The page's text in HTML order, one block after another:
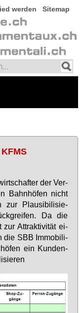
werden Sitemap
der Ver­
Bahn­hö­fen nicht
zur Plau­si­bi­li­sie­
Da die
zur At­trak­ti­vi­tät ei­
die SBB Im­mo­bi­li­
ein Kun­den­